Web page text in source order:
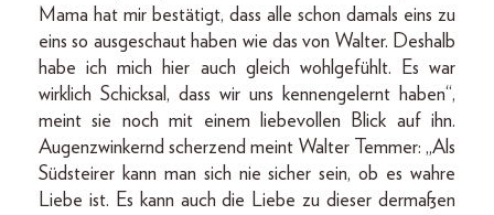
Mama hat mir bestätigt, dass alle schon damals eins zu
eins so ausgeschaut haben wie das von Walter. Deshalb
habe ich mich hier auch gleich wohlgefühlt. Es war
wirklich Schicksal, dass wir uns kennengelernt haben“,
meint sie noch mit einem liebevollen Blick auf ihn.
Augenzwinkernd scherzend meint Walter Temmer: „Als
Südsteirer kann man sich nie sicher sein, ob es wahre
Liebe ist. Es kann auch die Liebe zu dieser dermaßen